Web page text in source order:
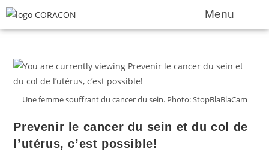
Menu
Une femme souffrant du cancer du sein. Photo: StopBlaBlaCam
Prevenir le cancer du sein et du col de
l’utérus, c’est possible!